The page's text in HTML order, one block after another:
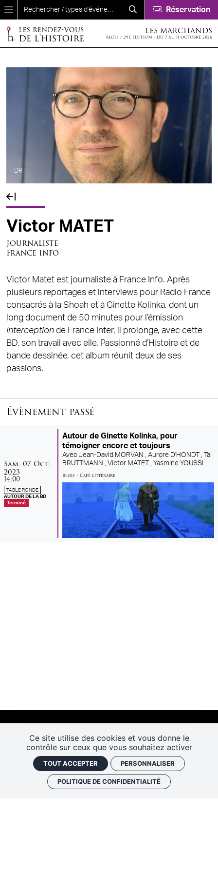
Ce site utilise des cookies et vous donne le
contrôle sur ceux que vous souhaitez activer
TOUT ACCEPTER PERSONNALISER
POLITIQUE DE CONFIDENTIALITÉ
Aller au contenu principal
Réservation
LES MARCHANDS
BLOIS / 29E ÉDITION - DU 7 AU 11 OCTOBRE 2026
DR
Fil d'Ariane
Victor MATET
Journaliste
France Info
Victor Matet est journaliste à France Info. Après
plusieurs reportages et interviews pour Radio France
consacrés à la Shoah et à Ginette Kolinka, dont un
long document de 50 minutes pour l’émission
Interceptionde France Inter, il prolonge, avec cette
BD, son travail avec elle. Passionné d’Histoire et de
bande dessinée, cet album réunit deux de ses
passions.
Évènement passé
samedi
Sam. 07 octobre
Oct.
2023
14:00
TABLE RONDE
AUTOUR DE LA BD
Terminé
Autour de Ginette Kolinka, pour
témoigner encore et toujours
Avec Jean-David MORVAN , Aurore D'HONDT ,
Tal
BRUTTMANN , Victor MATET , Yasmine YOUSSI
Blois • Café littéraire